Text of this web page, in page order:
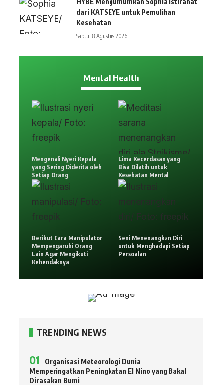
HYBE Mengumumkan Sophia Istirahat
dari KATSEYE untuk Pemulihan
Kesehatan
Sabtu, 8 Agustus 2026
Mental Health
Mengenali Nyeri Kepala
yang Sering Diderita oleh
Setiap Orang
Lima Kecerdasan yang
Bisa Dilatih untuk
Kesehatan Mental
Berikut Cara Manipulator
Mempengaruhi Orang
Lain Agar Mengikuti
Kehendaknya
Seni Menenangkan Diri
untuk Menghadapi Setiap
Persoalan
TRENDING NEWS
Organisasi Meteorologi Dunia
Memperingatkan Peningkatan El Nino yang Bakal
Dirasakan Bumi